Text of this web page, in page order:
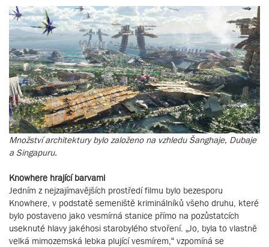
Množství architektury bylo založeno na vzhledu Šanghaje, Dubaje
a Singapuru.
Knowhere hrající barvami
Jedním z nejzajímavějších prostředí filmu bylo bezesporu
Knowhere, v podstatě semeniště kriminálníků všeho druhu, které
bylo postaveno jako vesmírná stanice přímo na pozůstatcích
useknuté hlavy jakéhosi starobylého stvoření. „Jo, byla to vlastně
velká mimozemská lebka plující vesmírem,“ vzpomíná se